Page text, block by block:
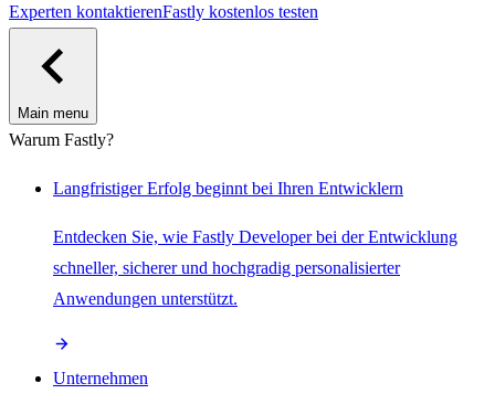
Experten kontaktierenFastly kostenlos testen
Main menu
Warum Fastly?
Langfristiger Erfolg beginnt bei Ihren Entwicklern
Entdecken Sie, wie Fastly Developer bei der Entwicklung
schneller, sicherer und hochgradig personalisierter
Anwendungen unterstützt.
Unternehmen